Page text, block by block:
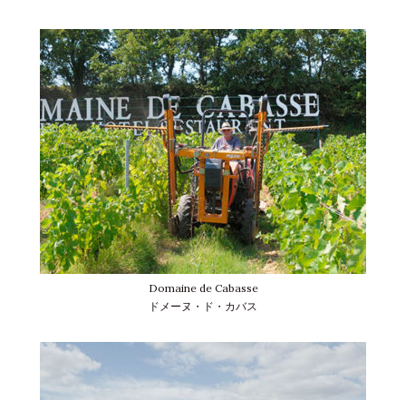
Domaine de Cabasse
ドメーヌ・ド・カバス